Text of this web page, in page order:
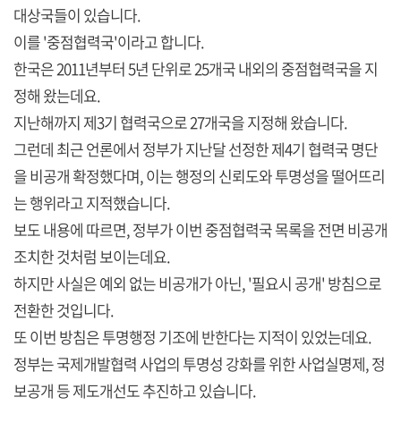
대상국들이 있습니다.
이를 '중점협력국'이라고 합니다.
한국은 2011년부터 5년 단위로 25개국 내외의 중점협력국을 지
정해 왔는데요.
지난해까지 제3기 협력국으로 27개국을 지정해 왔습니다.
그런데 최근 언론에서 정부가 지난달 선정한 제4기 협력국 명단
을 비공개 확정했다며, 이는 행정의 신뢰도와 투명성을 떨어뜨리
는 행위라고 지적했습니다.
보도 내용에 따르면, 정부가 이번 중점협력국 목록을 전면 비공개
조치한 것처럼 보이는데요.
하지만 사실은 예외 없는 비공개가 아닌, '필요시 공개' 방침으로
전환한 것입니다.
또 이번 방침은 투명행정 기조에 반한다는 지적이 있었는데요.
정부는 국제개발협력 사업의 투명성 강화를 위한 사업실명제, 정
보공개 등 제도개선도 추진하고 있습니다.